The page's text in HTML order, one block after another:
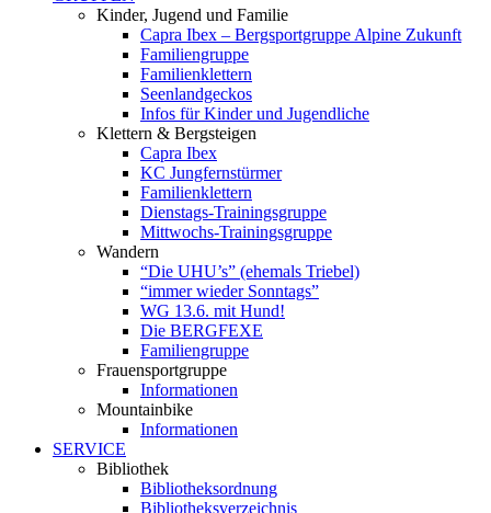
Kinder, Jugend und Familie
Capra Ibex – Bergsportgruppe Alpine Zukunft
Familiengruppe
Familienklettern
Seenlandgeckos
Infos für Kinder und Jugendliche
Klettern & Bergsteigen
Capra Ibex
KC Jungfernstürmer
Familienklettern
Dienstags-Trainingsgruppe
Mittwochs-Trainingsgruppe
Wandern
“Die UHU’s” (ehemals Triebel)
“immer wieder Sonntags”
WG 13.6. mit Hund!
Die BERGFEXE
Familiengruppe
Frauensportgruppe
Informationen
Mountainbike
Informationen
SERVICE
Bibliothek
Bibliotheksordnung
Bibliotheksverzeichnis